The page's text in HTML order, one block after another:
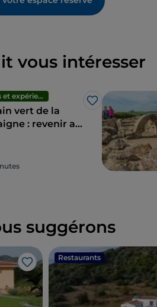
vous intéresser
Visites et expériences
J’aime
vert de la
: revenir au
suggérons
J’aime
Restaurants